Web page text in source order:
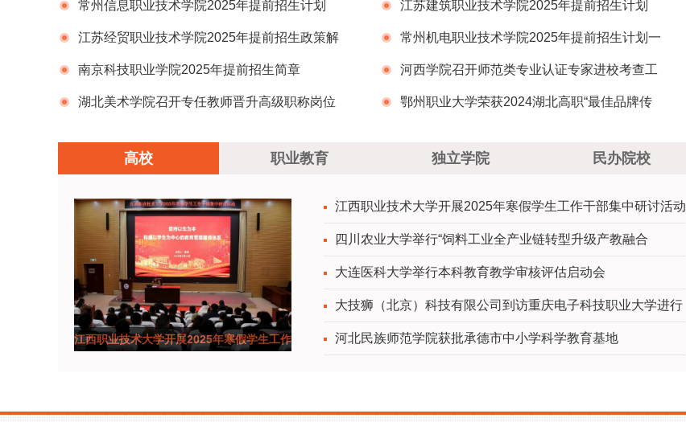
常州信息职业技术学院2025年提前招生计划 江苏建筑职业技术学院2025年提前招生计划
（院校代号1230）
江苏经贸职业技术学院2025年提前招生政策解
析
常州机电职业技术学院2025年提前招生计划一
览表
南京科技职业学院2025年提前招生简章 河西学院召开师范类专业认证专家进校考查工
作调度暨推进会
湖北美术学院召开专任教师晋升高级职称岗位 鄂州职业大学荣获2024湖北高职“最佳品牌传
高校 职业教育 独立学院 民办院校
江西职业技术大学开展2025年寒假学生工作
江西职业技术大学开展2025年寒假学生工作干部集中研讨活动
四川农业大学举行“饲料工业全产业链转型升级产教融合
大连医科大学举行本科教育教学审核评估启动会
大技狮（北京）科技有限公司到访重庆电子科技职业大学进行
河北民族师范学院获批承德市中小学科学教育基地